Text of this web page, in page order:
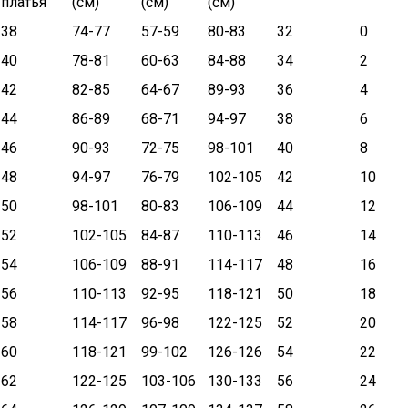
38
74-77 57-59 80-83 32
0
40
78-81 60-63 84-88 34
2
42
82-85 64-67 89-93 36
4
44
86-89 68-71 94-97 38
6
46
90-93 72-75 98-101 40
8
48
94-97 76-79 102-105 42
10
50
98-101 80-83 106-109 44
12
52
102-105 84-87 110-113 46
14
54
106-109 88-91 114-117 48
16
56
110-113 92-95 118-121 50
18
58
114-117 96-98 122-125 52
20
60
118-121 99-102 126-126 54
22
62
122-125 103-106 130-133 56
24